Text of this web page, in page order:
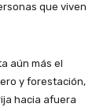
que viven
aún más el
y forestación,
hacia afuera